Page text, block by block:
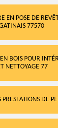
EN POSE DE
77570
BOIS POUR
NETTOYAGE 77
DE